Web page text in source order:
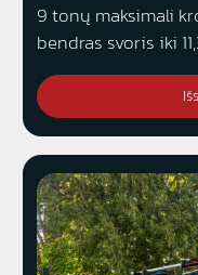
9 tonų maksimali
bendras svoris iki